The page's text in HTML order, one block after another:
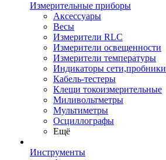
Измерительные приборы
Аксессуары
Весы
Измерители RLC
Измерители освещенности
Измерители температуры
Индикаторы сети,пробники
Кабель-тестеры
Клещи токоизмерительные
Миливольтметры
Мультиметры
Осциллографы
Ещё
Инструменты